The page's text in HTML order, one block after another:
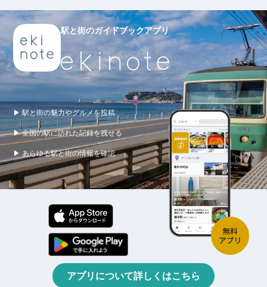
駅と街のガイドブックアプリ
▶ 駅と街の魅力やグルメを投稿
▶ 全国の駅に訪れた記録を残せる
▶ あらゆる駅と街の情報を確認
アプリについて詳しくはこちら